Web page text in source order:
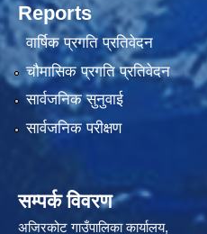
Reports
वार्षिक प्रगति प्रतिवेदन
चौमासिक प्रगति प्रतिवेदन
सार्वजनिक सुनुवाई
सार्वजनिक परीक्षण
सम्पर्क विवरण
अजिरकोट गाउँपालिका कार्यालय,